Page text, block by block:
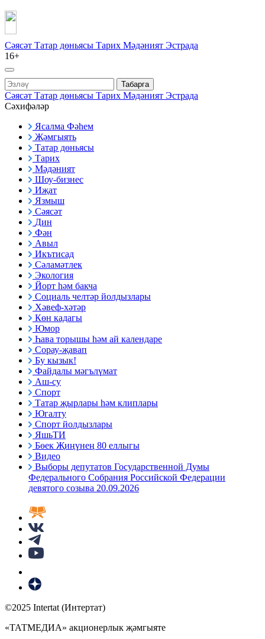
Сәясәт Татар дөньясы Тарих Мәдәният Эстрада
16+
Табарга
Сәясәт Татар дөньясы Тарих Мәдәният Эстрада
Сәхифәләр
Ясалма Фәһем
Җәмгыять
Татар дөньясы
Тарих
Мәдәният
Шоу-бизнес
Иҗат
Язмыш
Сәясәт
Дин
Фән
Авыл
Икътисад
Сәламәтлек
Экология
Йорт һәм бакча
Социаль челтәр йолдызлары
Хәвеф-хәтәр
Көн кадагы
Юмор
Һава торышы һәм ай календаре
Сорау-җавап
Бу кызык!
Файдалы мәгълүмат
Аш-су
Спорт
Татар җырлары һәм клиплары
Югалту
Спорт йолдызлары
ЯшьТИ
Бөек Җиңүнең 80 еллыгы
Видео
Выборы депутатов Государственной Думы
Федерального Собрания Российской Федерации
девятого созыва 20.09.2026
©2025 Intertat (Интертат)
«ТАТМЕДИА» акционерлык җәмгыяте